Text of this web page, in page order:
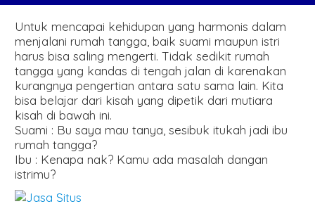
Untuk mencapai kehidupan yang harmonis dalam
menjalani rumah tangga, baik suami maupun istri
harus bisa saling mengerti. Tidak sedikit rumah
tangga yang kandas di tengah jalan di karenakan
kurangnya pengertian antara satu sama lain. Kita
bisa belajar dari kisah yang dipetik dari mutiara
kisah di bawah ini.
Suami : Bu saya mau tanya, sesibuk itukah jadi ibu
rumah tangga?
Ibu : Kenapa nak? Kamu ada masalah dangan
istrimu?